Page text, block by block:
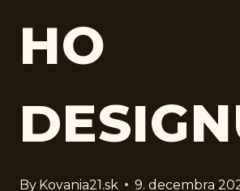
HO
By Kovania21.sk 9. decembra